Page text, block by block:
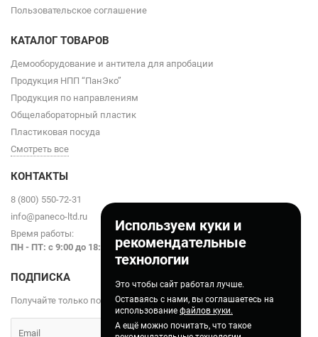
Используем куки и
рекомендательные
технологии
Это чтобы сайт работал лучше.
Оставаясь с нами, вы соглашаетесь на
использование файлов куки.
А ещё можно почитать, что такое
Пользовательское соглашение
КАТАЛОГ ТОВАРОВ
Демооборудование и антитела для апробации
Продукция НПП “ПанЭко”
Продукция по направлениям
Общелабораторный пластик
Пластиковая посуда
Смотреть все
КОНТАКТЫ
8 (800) 550-72-31
info@paneco-ltd.ru
Время работы:
ПН - ПТ: с 9:00 до 18:00
ПОДПИСКА
Получайте только полезные статьи!